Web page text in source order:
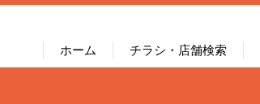
ホーム チラシ・店舗検索